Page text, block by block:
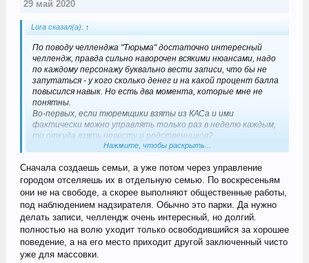
29 май 2020
Lora сказал(а): ↑
По поводу челленджа "Тюрьма" достаточно интересный
челлендж, правда сильно наворочен всякими нюансами, надо
по каждому персонажу буквально вести записи, что бы не
запутаться - у кого сколько денег и на какой процент балла
повысился навык. Но есть два момента, которые мне не
понятны.
Во-первых, если тюремщики взяты из КАСа и ими
фактически можно управлять только раз в неделю каждым,
то откуда взять невесту и родственников?
И второе, по воскресеньям убийц на волю что ли отпускаем
Нажмите, чтобы раскрыть...
Сначала создаешь семьи, а уже потом через управление
городом отселяешь их в отдельную семью. По воскресеньям
они не на свободе, а скорее выполняют общественные работы,
под наблюдением надзирателя. Обычно это парки. Да нужно
делать записи, челлендж очень интересный, но долгий.
полностью на волю уходит только освободившийся за хорошее
поведение, а на его место приходит другой заключенный чисто
уже для массовки.